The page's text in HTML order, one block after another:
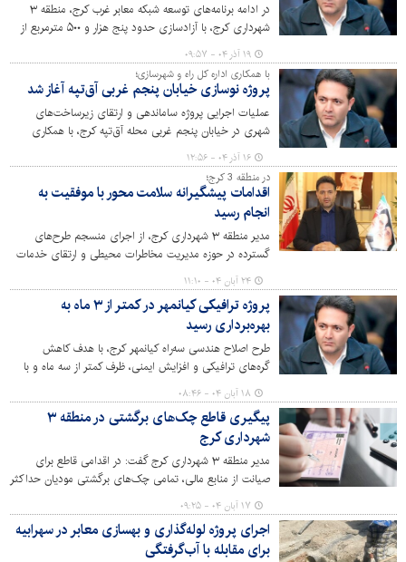
در ادامه برنامه‌های توسعه شبکه معابر غرب کرج، منطقه ۳
شهرداری کرج، با آزادسازی حدود پنج هزار و ۵۰۰ مترمربع از
اراضی در دو مسیر استراتژیک مهرشهر و آق‌تپه، گام مهمی در
رفع موانع ترافیکی و بهبود دسترسی ساکنان چندین منطقه به
فرودگاه پیام برداشت.
۱۹ آذر ۰۴ - ۰۹:۵۷
با همکاری اداره کل راه و شهرسازی؛
پروژه نوسازی خیابان پنجم غربی آق‌تپه آغاز شد
عملیات اجرایی پروژه ساماندهی و ارتقای زیرساخت‌های
شهری در خیابان پنجم غربی محله آق‌تپه کرج، با همکاری
هفت میلیارد تومان اعتبار آغاز شد.
۱۶ آذر ۰۴ - ۱۲:۵۶
در منطقه 3 کرج؛
اقدامات پیشگیرانه سلامت محور با موفقیت به
انجام رسید
مدیر منطقه ۳ شهرداری کرج، از اجرای منسجم طرح‌های
گسترده در حوزه مدیریت مخاطرات محیطی و ارتقای خدمات
شهری با نظارت مستمر منطقه خبر داد و تأکید کرد: این
اقدامات، گام بلندی برای ارتقای بهداشت، ایمنی و چهره
شهری منطقه بوده است.
۲۴ آبان ۰۴ - ۱۱:۱۰
پروژه ترافیکی کیانمهر در کمتر از ۳ ماه به
بهره‌برداری رسید
طرح اصلاح هندسی سه‌راه کیانمهر کرج، با هدف کاهش
گره‌های ترافیکی و افزایش ایمنی، ظرف کمتر از سه ماه و با
بهره‌برداری رسید.
۱۸ آبان ۰۴ - ۰۸:۴۶
پیگیری قاطع چک‌های برگشتی در منطقه ۳
شهرداری کرج
مدیر منطقه ۳ شهرداری کرج گفت: در اقدامی قاطع برای
صیانت از منابع مالی، تمامی چک‌های برگشتی مودیان حداکثر
ظرف یک هفته وارد فرآیند پیگیری قضایی می‌شود.
۱۷ آبان ۰۴ - ۰۹:۲۵
اجرای پروژه لوله‌گذاری و بهسازی معابر در سهرابیه
برای مقابله با آب‌گرفتگی